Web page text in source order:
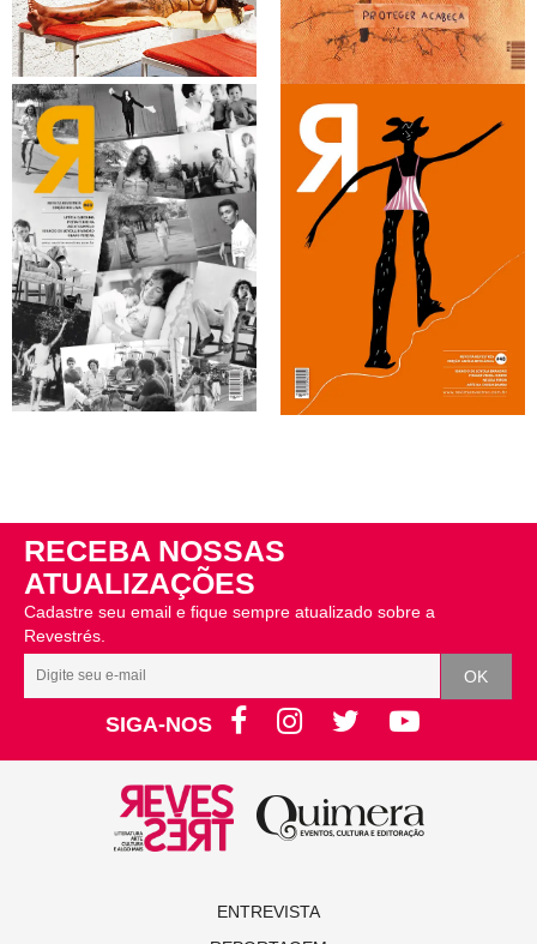
RECEBA NOSSAS
ATUALIZAÇÕES
Cadastre seu email e fique sempre atualizado sobre a
Revestrés.
SIGA-NOS
ENTREVISTA